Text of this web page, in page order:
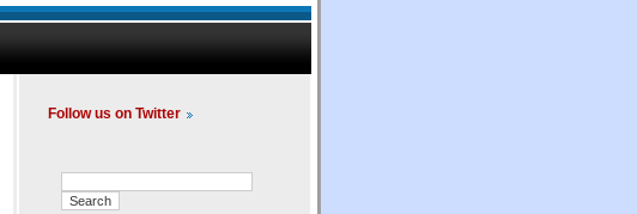
Follow us on Twitter